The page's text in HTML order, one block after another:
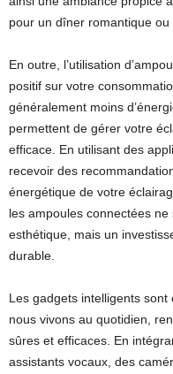
pour un dîner romantique ou
En outre, l’utilisation
positif sur votre
généralement moins
permettent de gérer votre
efficace. En utilisant des
recevoir des
énergétique de votre
les ampoules connectées
esthétique, mais un
durable.
Les gadgets intelligents
nous vivons au quotidien,
sûres et efficaces. En
assistants vocaux, des